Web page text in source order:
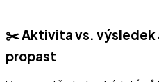
✂️ Aktivita vs. výsledek
propast